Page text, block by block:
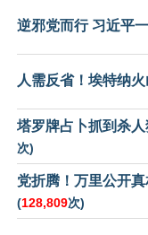
逆邪党而行 习近平
人需反省！埃特纳
塔罗牌占卜抓到杀
次)
党折腾！万里公开
(128,809次)